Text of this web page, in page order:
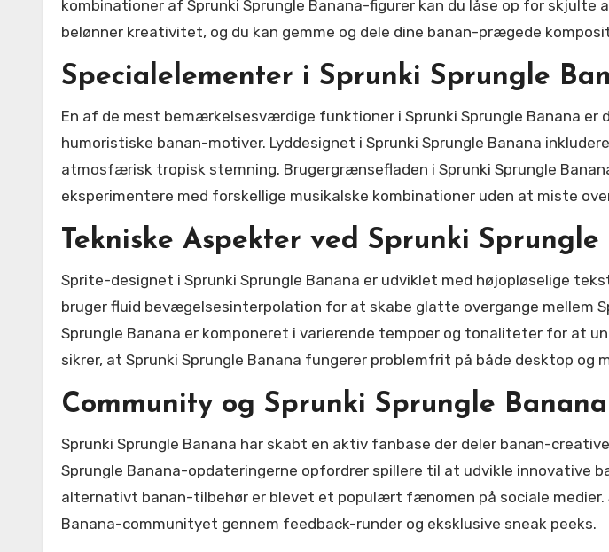
kombinationer af Sprunki Sprungle Banana-figurer kan du låse op for
belønner kreativitet, og du kan gemme og dele dine banan-prægede
Specialelementer i Sprunki Sprungle
En af de mest bemærkelsesværdige funktioner i Sprunki Sprungle Banana
humoristiske banan-motiver. Lyddesignet i Sprunki Sprungle Banana
atmosfærisk tropisk stemning. Brugergrænsefladen i Sprunki Sprungle
eksperimentere med forskellige musikalske kombinationer uden at miste
Tekniske Aspekter ved Sprunki Sprungle
Sprite-designet i Sprunki Sprungle Banana er udviklet med højopløselige
bruger fluid bevægelsesinterpolation for at skabe glatte overgange mellem
Sprungle Banana er komponeret i varierende tempoer og tonaliteter for at
sikrer, at Sprunki Sprungle Banana fungerer problemfrit på både desktop og
Community og Sprunki Sprungle Banana
Sprunki Sprungle Banana har skabt en aktiv fanbase der deler banan-
Sprungle Banana-opdateringerne opfordrer spillere til at udvikle innovative
alternativt banan-tilbehør er blevet et populært fænomen på sociale
Banana-communityet gennem feedback-runder og eksklusive sneak peeks.